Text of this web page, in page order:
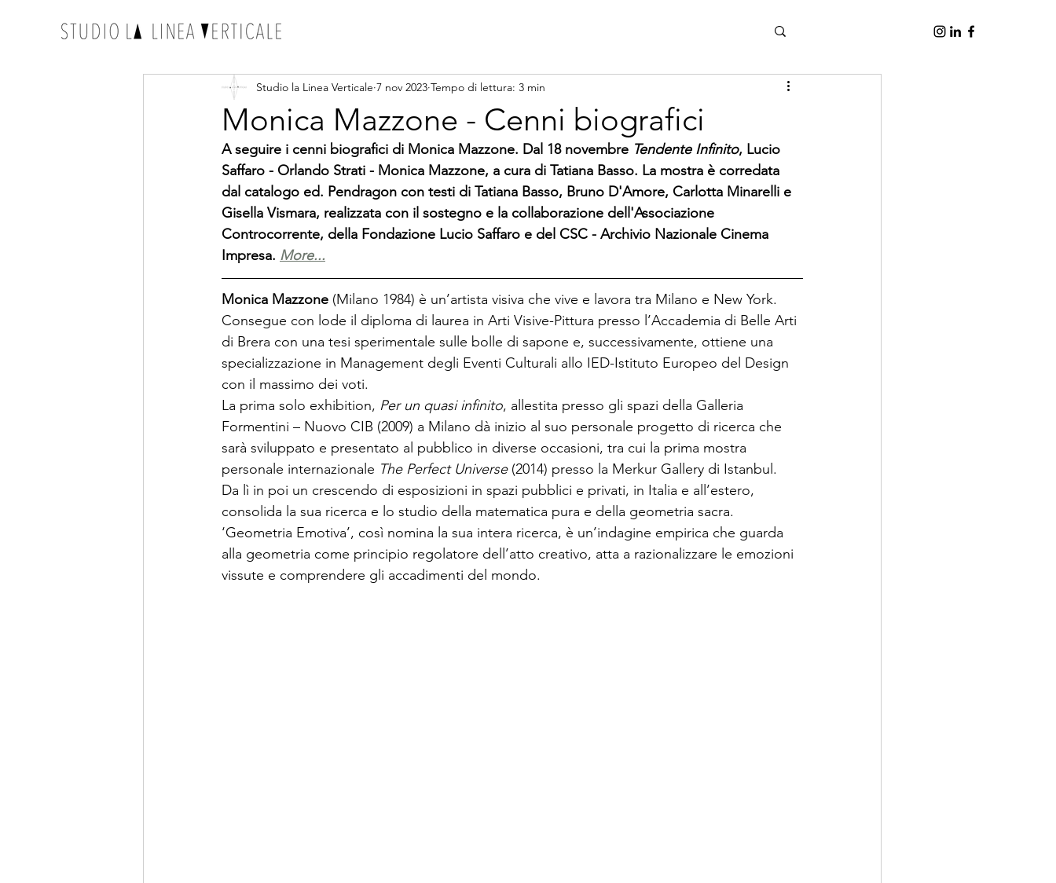
Monica Mazzone - Cenni biografici
Studio la Linea Verticale 7 nov 2023 Tempo di lettura: 3 min
A seguire i cenni biografici di Monica Mazzone. Dal 18 novembre Tendente Infinito, Lucio
Saffaro - Orlando Strati - Monica Mazzone, a cura di Tatiana Basso. La mostra è corredata
dal catalogo ed. Pendragon con testi di Tatiana Basso, Bruno D'Amore, Carlotta Minarelli e
Gisella Vismara, realizzata con il sostegno e la collaborazione dell'Associazione
Controcorrente, della Fondazione Lucio Saffaro e del CSC - Archivio Nazionale Cinema
Impresa. More...
Monica Mazzone (Milano 1984) è un’artista visiva che vive e lavora tra Milano e New York.
Consegue con lode il diploma di laurea in Arti Visive-Pittura presso l’Accademia di Belle Arti
di Brera con una tesi sperimentale sulle bolle di sapone e, successivamente, ottiene una
specializzazione in Management degli Eventi Culturali allo IED-Istituto Europeo del Design
con il massimo dei voti.
La prima solo exhibition, Per un quasi infinito, allestita presso gli spazi della Galleria
Formentini – Nuovo CIB (2009) a Milano dà inizio al suo personale progetto di ricerca che
sarà sviluppato e presentato al pubblico in diverse occasioni, tra cui la prima mostra
personale internazionale The Perfect Universe (2014) presso la Merkur Gallery di Istanbul.
Da lì in poi un crescendo di esposizioni in spazi pubblici e privati, in Italia e all’estero,
consolida la sua ricerca e lo studio della matematica pura e della geometria sacra.
‘Geometria Emotiva’, così nomina la sua intera ricerca, è un’indagine empirica che guarda
alla geometria come principio regolatore dell’atto creativo, atta a razionalizzare le emozioni
vissute e comprendere gli accadimenti del mondo.